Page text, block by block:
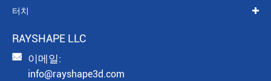
터치
RAYSHAPE LLC
 이메일:
info@rayshape3d.com